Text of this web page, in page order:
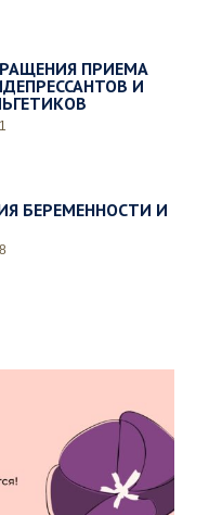
ПРИЕМА
И
БЕРЕМЕННОСТИ И